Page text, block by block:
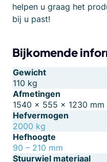
helpen u graag het
bij u past!
Bijkomende
Gewicht
110 kg
Afmetingen
1540 × 555 × 1230 mm
Hefvermogen
2000 kg
Hefhoogte
90 – 210 mm
Stuurwiel materiaal